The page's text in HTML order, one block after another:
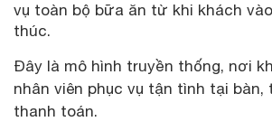
vụ toàn bộ bữa ăn từ khi khách
thúc.
Đây là mô hình truyền thống, nơi
nhân viên phục vụ tận tình tại bàn,
thanh toán.